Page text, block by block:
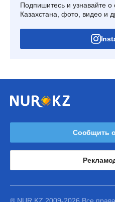
Подпишитесь и узнавайте о
Казахстана, фото, видео и
Сообщить
® NUR.KZ 2009-2026 Все